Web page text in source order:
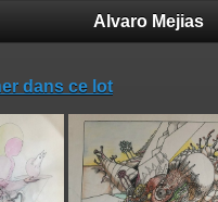
Alvaro Mejias
dans ce lot